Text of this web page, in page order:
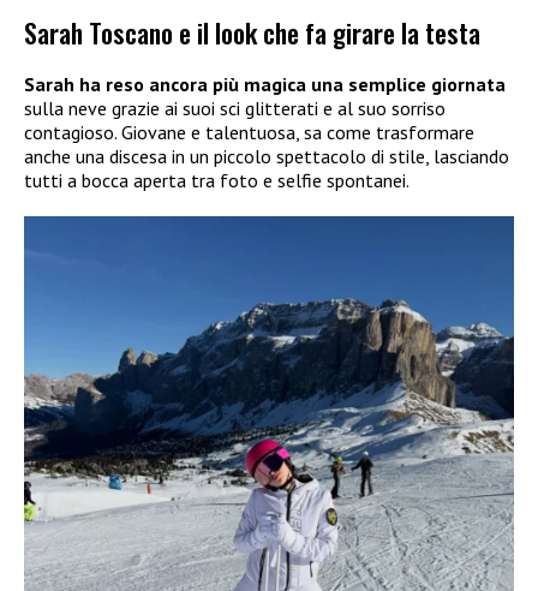
Sarah Toscano e il look che fa girare la testa
Sarah ha reso ancora più magica una semplice giornata
sulla neve grazie ai suoi sci glitterati e al suo sorriso
contagioso. Giovane e talentuosa, sa come trasformare
anche una discesa in un piccolo spettacolo di stile, lasciando
tutti a bocca aperta tra foto e selfie spontanei.